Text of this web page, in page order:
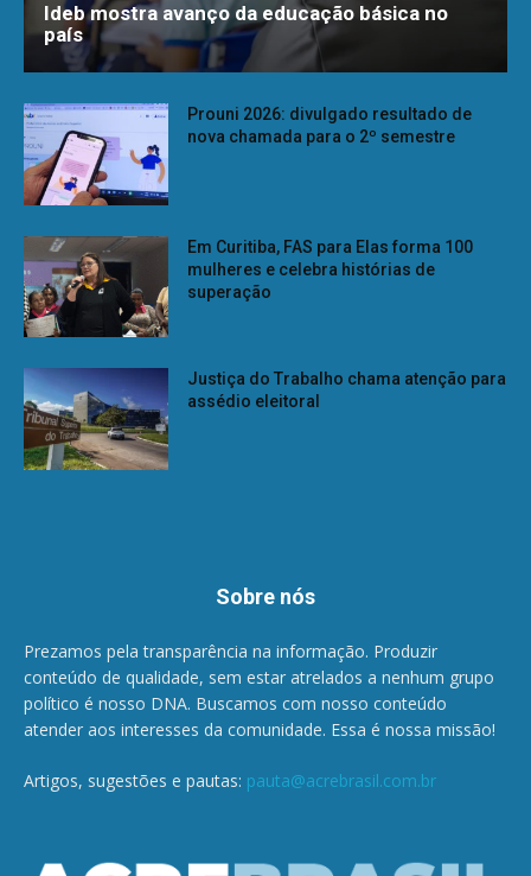
Ideb mostra avanço da educação básica no
país
Prouni 2026: divulgado resultado de
nova chamada para o 2º semestre
Em Curitiba, FAS para Elas forma 100
mulheres e celebra histórias de
superação
Justiça do Trabalho chama atenção para
assédio eleitoral
Sobre nós
Prezamos pela transparência na informação. Produzir
conteúdo de qualidade, sem estar atrelados a nenhum grupo
político é nosso DNA. Buscamos com nosso conteúdo
atender aos interesses da comunidade. Essa é nossa missão!
Artigos, sugestões e pautas: pauta@acrebrasil.com.br